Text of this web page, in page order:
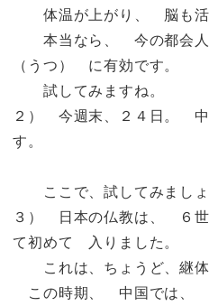
体温が上がり、 脳も活
本当なら、 今の都会
（うつ） に有効です。
試してみますね。
２） 今週末、２４日。
す。
ここで、試してみましょ
３） 日本の仏教は、 ６世
て初めて 入りました。
これは、ちょうど、継体
この時期、 中国では、